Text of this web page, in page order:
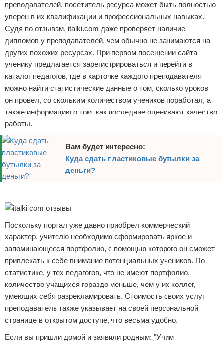
преподавателей, посетитель ресурса может быть полностью
уверен в их квалификации и профессиональных навыках.
Судя по отзывам, italki.com даже проверяет наличие
дипломов у преподавателей, чем обычно не занимаются на
других похожих ресурсах. При первом посещении сайта
ученику предлагается зарегистрироваться и перейти в
каталог педагогов, где в карточке каждого преподавателя
можно найти статистические данные о том, сколько уроков
он провел, со скольким количеством учеников поработал, а
также информацию о том, как последние оценивают качество
работы.
Вам будет интересно:
Куда сдать пластиковые бутылки за
деньги?
Поскольку портал уже давно приобрел коммерческий
характер, учителю необходимо сформировать яркое и
запоминающееся портфолио, с помощью которого он сможет
привлекать к себе внимание потенциальных учеников. По
статистике, у тех педагогов, что не имеют портфолио,
количество учащихся гораздо меньше, чем у их коллег,
умеющих себя разрекламировать. Стоимость своих услуг
преподаватель также указывает на своей персональной
странице в открытом доступе, что весьма удобно.
Если вы пришли домой и заявили родным: "Учим